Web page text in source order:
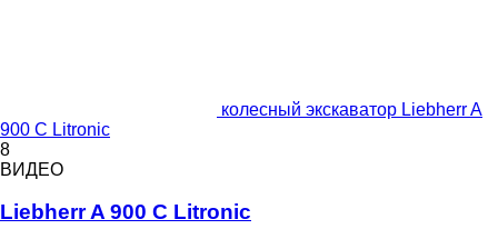
колесный экскаватор Liebherr A
900 C Litronic
8
ВИДЕО
Liebherr A 900 C Litronic